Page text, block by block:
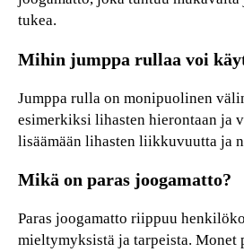
tukea.
Mihin jumppa rullaa voi
Jumppa rulla on monipuolinen
esimerkiksi lihasten hierontaan ja
lisäämään lihasten liikkuvuutta ja
Mikä on paras joogamatto?
Paras joogamatto riippuu
mieltymyksistä ja tarpeista. Monet